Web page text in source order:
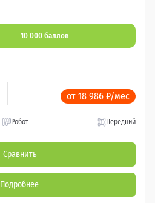
10 000 баллов
от 18 986 ₽/мес
Робот Передний
Сравнить
Подробнее